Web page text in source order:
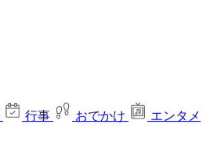
行事 おでかけ
エンタメ